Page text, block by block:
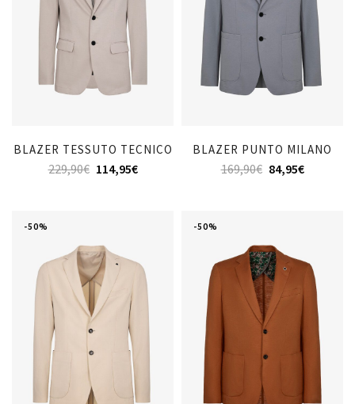
BLAZER TESSUTO TECNICO
229,90€ 114,95€
BLAZER PUNTO MILANO
169,90€ 84,95€
-50% -50%